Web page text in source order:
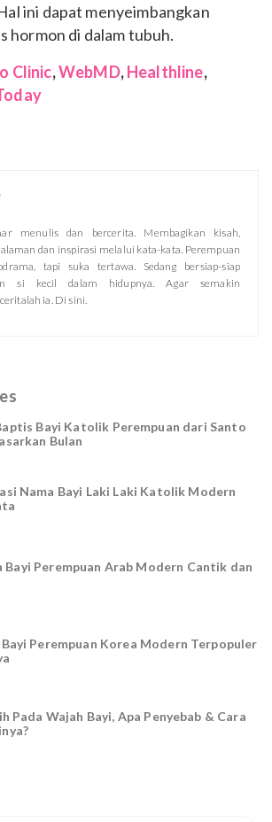
ini dapat menyeimbangkan
hormon di dalam tubuh.
Clinic,WebMD,Healthline,
menulis dan bercerita. Membagikan kisah,
dan inspirasi melalui kata-kata. Perempuan
tapi suka tertawa. Sedang bersiap-siap
si kecil dalam hidupnya. Agar semakin
ia. Di sini.
Bayi Katolik Perempuan dari Santo
Bulan
Nama Bayi Laki Laki Katolik Modern
Bayi Perempuan Arab Modern Cantik dan
Bayi Perempuan Korea Modern Terpopuler
Pada Wajah Bayi, Apa Penyebab & Cara